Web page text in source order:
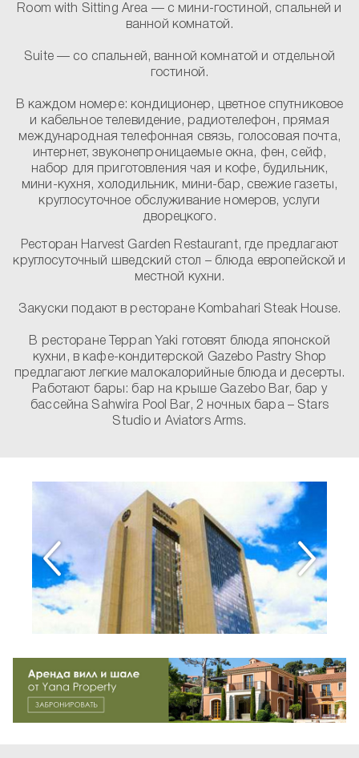
Room with Sitting Area — с мини-гостиной, спальней и
ванной комнатой.
Suite— со спальней, ванной комнатой и отдельной
гостиной.
В каждом номере: кондиционер, цветное спутниковое
и кабельное телевидение, радиотелефон, прямая
международная телефонная связь, голосовая почта,
интернет, звуконепроницаемые окна, фен, сейф,
набор для приготовления чая и кофе, будильник,
мини-кухня, холодильник, мини-бар, свежие газеты,
круглосуточное обслуживание номеров, услуги
дворецкого.
Ресторан Harvest Garden Restaurant, где предлагают
круглосуточный шведский стол – блюда европейской и
местной кухни.
Закуски подают в ресторане Kombahari Steak House.
В ресторане Teppan Yaki готовят блюда японской
кухни, в кафе-кондитерской Gazebo Pastry Shop
предлагают легкие малокалорийные блюда и десерты.
Работают бары: бар на крыше Gazebo Bar, бар у
бассейна Sahwira Pool Bar, 2 ночных бара – Stars
Studio и Aviators Arms.